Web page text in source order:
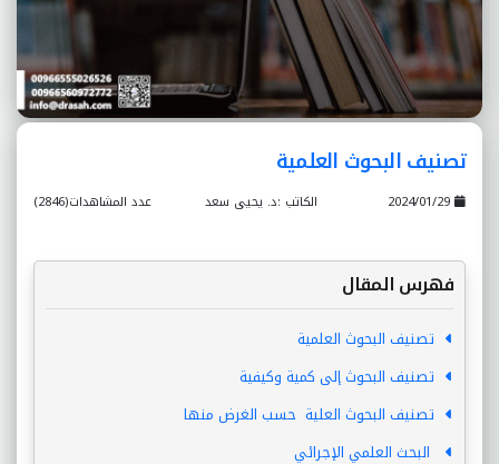
تصنيف البحوث العلمية
عدد المشاهدات(2846) الكاتب :د. يحيى سعد
فهرس المقال
تصنيف البحوث العلمية
تصنيف البحوث إلى كمية وكيفية
تصنيف البحوث العلية حسب الغرض منها
البحث العلمي الإجرائي